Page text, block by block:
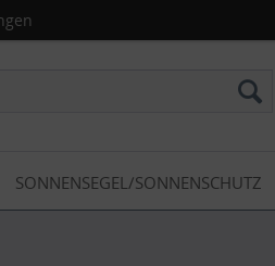
SONNENSEGEL/SONNENSCHUTZ